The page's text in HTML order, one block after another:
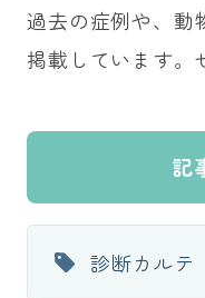
過去の症例や、動
掲載しています。
記
診断カルテ